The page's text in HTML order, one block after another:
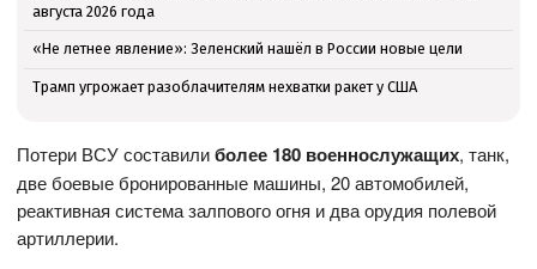
августа 2026 года
«Не летнее явление»: Зеленский нашёл в России новые цели
Трамп угрожает разоблачителям нехватки ракет у США
Потери ВСУ составилиболее 180 военнослужащих, танк,
две боевые бронированные машины, 20 автомобилей,
реактивная система залпового огня и два орудия полевой
артиллерии.